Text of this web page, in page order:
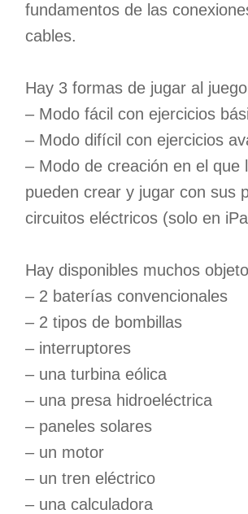
fundamentos de las
cables.
Hay 3 formas de jugar al
– Modo fácil con ejercicios
– Modo difícil con ejercicios
– Modo de creación en el que
pueden crear y jugar con sus
circuitos eléctricos (solo en
Hay disponibles muchos
– 2 baterías convencionales
– 2 tipos de bombillas
– interruptores
– una turbina eólica
– una presa hidroeléctrica
– paneles solares
– un motor
– un tren eléctrico
– una calculadora